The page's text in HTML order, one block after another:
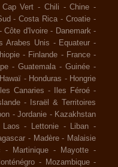
Cap Vert - Chili -Chine -
-Costa Rica -Croatie -
-Côte d'Ivoire - Danemark -
Arabes Unis - Equateur -
- Finlande - France -
- Guatemala - Guinée -
Hawaï - Honduras - Hongrie
Iles Canaries - Iles Féroé -
-
Israël & Territoires
- Jordanie - Kazakhstan
Laos - Lettonie - Liban -
- Madère - Malaisie
- Martinique - Mayotte -
- Mozambique -